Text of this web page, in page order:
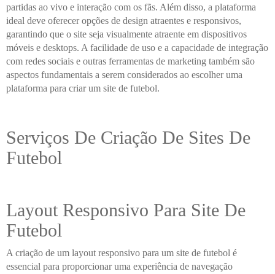
partidas ao vivo e interação com os fãs. Além disso, a plataforma
ideal deve oferecer opções de design atraentes e responsivos,
garantindo que o site seja visualmente atraente em dispositivos
móveis e desktops. A facilidade de uso e a capacidade de integração
com redes sociais e outras ferramentas de marketing também são
aspectos fundamentais a serem considerados ao escolher uma
plataforma para criar um site de futebol.
Serviços De Criação De Sites De
Futebol
Layout Responsivo Para Site De
Futebol
A criação de um layout responsivo para um site de futebol é
essencial para proporcionar uma experiência de navegação